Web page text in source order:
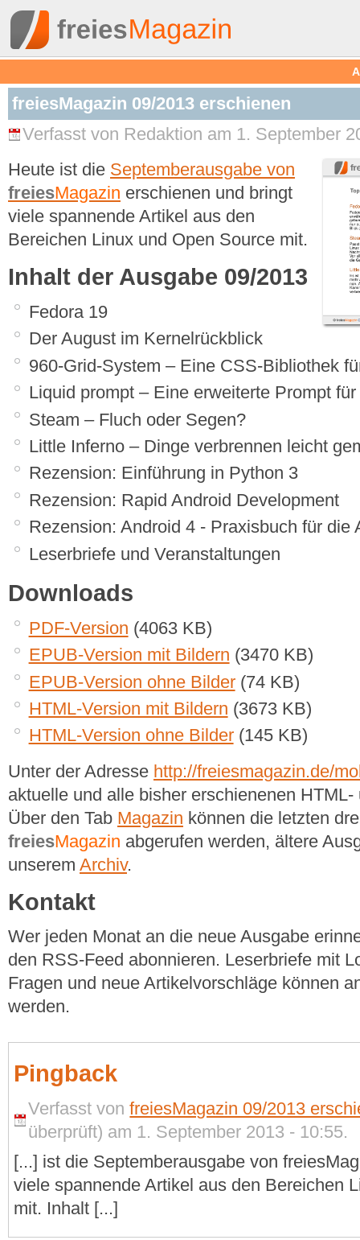
freiesMagazin 09/2013 erschienen
Verfasst von Redaktion am 1. September
Heute ist die Septemberausgabe von
freiesMagazin erschienen und bringt
viele spannende Artikel aus den
Bereichen Linux und Open Source mit.
Inhalt der Ausgabe 09/2013
Fedora 19
Der August im Kernelrückblick
960-Grid-System – Eine CSS-Bibliothek
Liquid prompt – Eine erweiterte Prompt
Steam – Fluch oder Segen?
Little Inferno – Dinge verbrennen leicht
Rezension: Einführung in Python 3
Rezension: Rapid Android Development
Rezension: Android 4 - Praxisbuch für die
Leserbriefe und Veranstaltungen
Downloads
PDF-Version (4063 KB)
EPUB-Version mit Bildern (3470 KB)
EPUB-Version ohne Bilder(74 KB)
HTML-Version mit Bildern (3673 KB)
HTML-Version ohne Bilder(145 KB)
Unter der Adresse http://freiesmagazin.de/
aktuelle und alle bisher erschienenen
Über den Tab Magazin können die letzten
freiesMagazin abgerufen werden, ältere
unserem Archiv.
Kontakt
Wer jeden Monat an die neue Ausgabe
den RSS-Feed abonnieren. Leserbriefe mit
Fragen und neue Artikelvorschläge können
werden.
Pingback
Verfasst vonfreiesMagazin 09/2013
überprüft) am 1. September 2013 - 10:55.
[...] ist die Septemberausgabe von
viele spannende Artikel aus den Bereichen
mit. Inhalt [...]